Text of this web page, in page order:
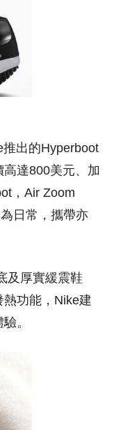
出的Hyperboot
達800美元、加
，Air Zoom
日常，攜帶亦
及厚實緩震鞋
功能，Nike建
。